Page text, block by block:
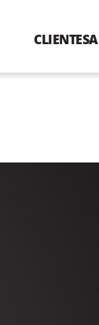
CLIENTESA